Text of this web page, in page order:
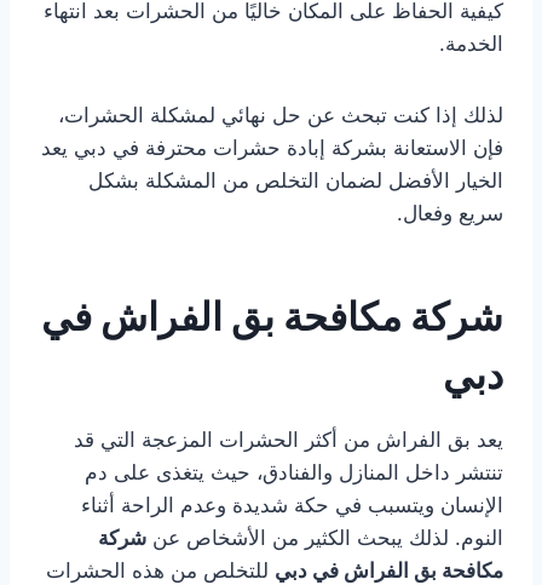
كيفية الحفاظ على المكان خاليًا من الحشرات بعد انتهاء
الخدمة.
لذلك إذا كنت تبحث عن حل نهائي لمشكلة الحشرات،
فإن الاستعانة بشركة إبادة حشرات محترفة في دبي يعد
الخيار الأفضل لضمان التخلص من المشكلة بشكل
سريع وفعال.
شركة مكافحة بق الفراش في
دبي
يعد بق الفراش من أكثر الحشرات المزعجة التي قد
تنتشر داخل المنازل والفنادق، حيث يتغذى على دم
الإنسان ويتسبب في حكة شديدة وعدم الراحة أثناء
النوم. لذلك يبحث الكثير من الأشخاص عن شركة
مكافحة بق الفراش في دبي للتخلص من هذه الحشرات